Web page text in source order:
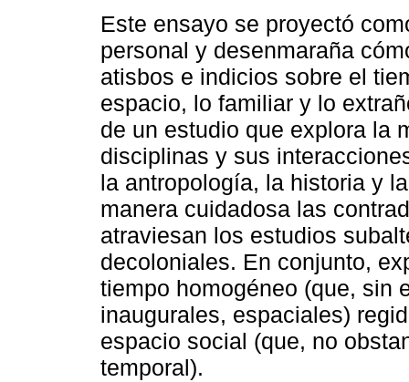
Este ensayo se proyectó
personal y desenmaraña
atisbos e indicios sobre el
espacio, lo familiar y lo
de un estudio que explora la
disciplinas y sus
la antropología, la historia y
manera cuidadosa las
atraviesan los estudios
decoloniales. En conjunto,
tiempo homogéneo (que, sin
inaugurales, espaciales)
espacio social (que, no
temporal).